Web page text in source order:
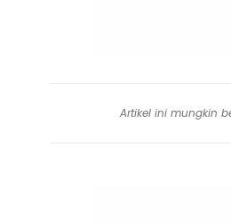
Artikel ini mungkin